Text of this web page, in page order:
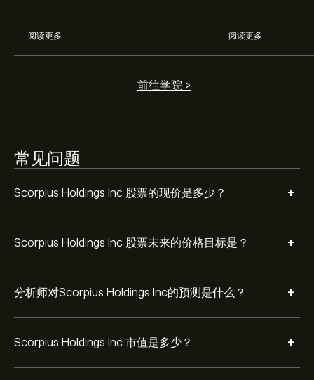
阅读更多 阅读更多
前往学院 >
常见问题
Scorpius Holdings Inc 股票的现价是多少？ +
Scorpius Holdings Inc 股票未来的价格目标是？ +
分析师对Scorpius Holdings Inc的预测是什么？ +
Scorpius Holdings Inc 市值是多少？ +
Scorpius Holdings Inc 市值为 (数据暂时不可用) 美元